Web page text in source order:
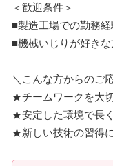
＜歓迎条件＞
■製造工場での勤務経
■機械いじりが好きな
＼こんな方からのご
★チームワークを大
★安定した環境で長
★新しい技術の習得